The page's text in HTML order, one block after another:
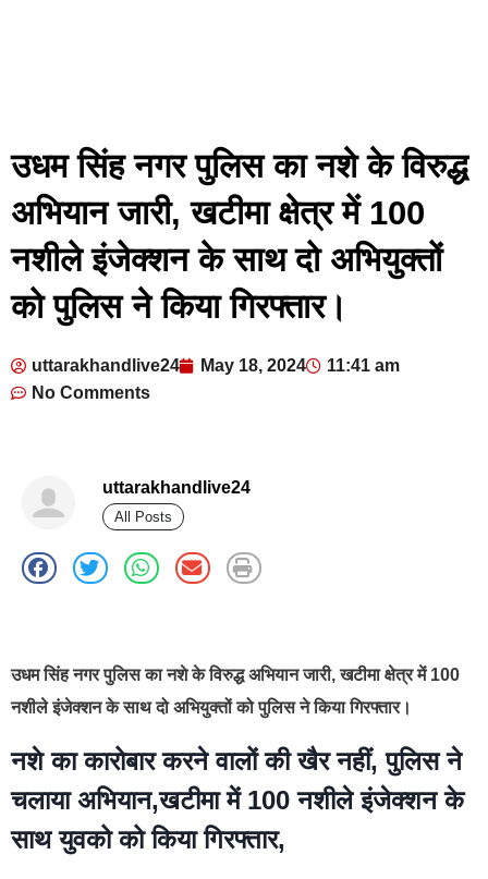
उधम सिंह नगर पुलिस का नशे के विरुद्ध
अभियान जारी, खटीमा क्षेत्र में 100
नशीले इंजेक्शन के साथ दो अभियुक्तों
को पुलिस ने किया गिरफ्तार।
uttarakhandlive24 May 18, 2024
11:41 am
No Comments
uttarakhandlive24
All Posts
उधम सिंह नगर पुलिस का नशे के विरुद्ध अभियान जारी, खटीमा क्षेत्र में 100
नशीले इंजेक्शन के साथ दो अभियुक्तों को पुलिस ने किया गिरफ्तार।
नशे का कारोबार करने वालों की खैर नहीं, पुलिस ने
चलाया अभियान,खटीमा में 100 नशीले इंजेक्शन के
साथ युवको को किया गिरफ्तार,